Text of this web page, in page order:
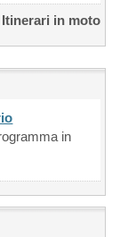
Itinerari in moto
in